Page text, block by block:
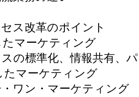
ス改革のポイント
マーケティング
標準化、情報共有、パ
マーケティング
ン・マーケティング